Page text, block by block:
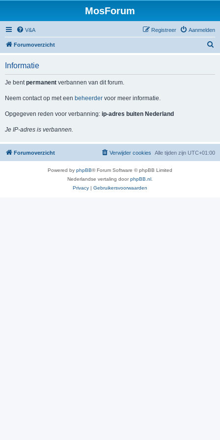
MosForum
V&A Aanmelden
Registreer
Forumoverzicht
Informatie
Je bentpermanent verbannen van dit forum.
Neem contact op met een beheerder voor meer informatie.
Opgegeven reden voor verbanning: ip-adres buiten Nederland
Je IP-adres is verbannen.
Forumoverzicht Alle tijden zijn UTC+01:00
Verwijder cookies
Powered by phpBB® Forum Software © phpBB Limited
Nederlandse vertaling doorphpBB.nl
Privacy | Gebruikersvoorwaarden